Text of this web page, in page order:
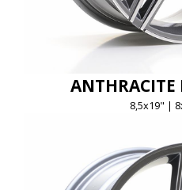
ANTHRACITE
8,5x19" |